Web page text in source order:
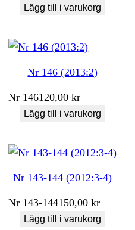
Lägg till i varukorg
Nr 146 (2013:2)
Nr 146120,00kr
Lägg till i varukorg
Nr 143-144 (2012:3-4)
Nr 143-144150,00kr
Lägg till i varukorg